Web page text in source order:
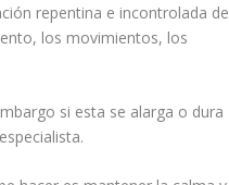
repentina e incontrolada de
los movimientos, los
si esta se alarga o dura